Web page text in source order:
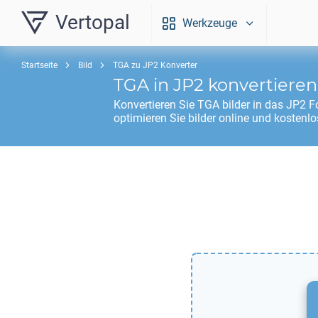
Vertopal Werkzeuge
Startseite Bild TGA zu JP2 Konverter
TGA in JP2 konvertieren
Konvertieren Sie TGA bilder in das JP2
optimieren Sie bilder online und